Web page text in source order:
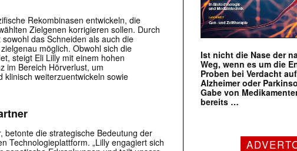
Rekombinasen entwickeln, die
Zielgenen korrigieren sollen. Durch
das Schneiden als auch die
möglich. Obwohl sich die
steigt Eli Lilly mit einem hohen
im Bereich Hörverlust, um
klinisch weiterzuentwickeln sowie
betonte die strategische Bedeutung der
Technologieplattform. „Lilly engagiert sich
Ist nicht die Nase der
Weg, wenn es um die
Proben bei Verdacht
Alzheimer oder
Gabe von
bereits …